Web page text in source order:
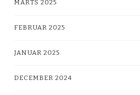
MARTS 2025
FEBRUAR 2025
JANUAR 2025
DECEMBER 2024